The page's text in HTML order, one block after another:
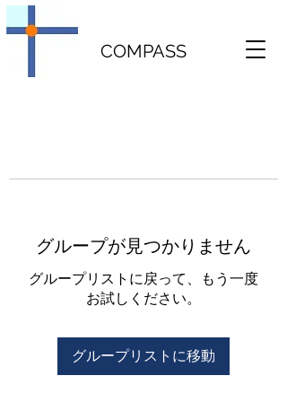
COMPASS
グループが見つかりません
グループリストに戻って、もう一度
お試しください。
グループリストに移動